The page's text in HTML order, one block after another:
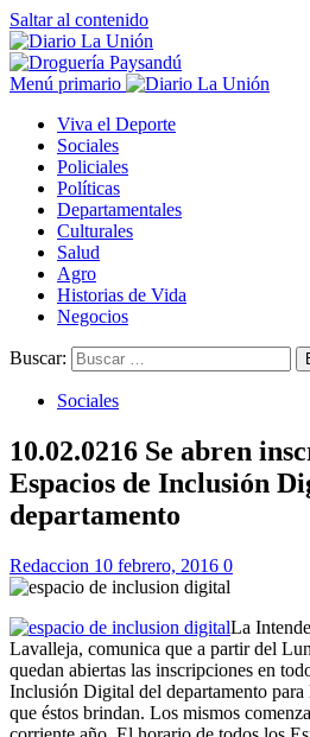
Saltar al contenido
Menú primario
Viva el Deporte
Sociales
Policiales
Políticas
Departamentales
Culturales
Salud
Agro
Historias de Vida
Negocios
Buscar:
Sociales
10.02.0216 Se abren
Espacios de Inclusión
departamento
Redaccion 10 febrero, 2016 0
La
Lavalleja, comunica que a partir del
quedan abiertas las inscripciones en
Inclusión Digital del departamento para
que éstos brindan. Los mismos